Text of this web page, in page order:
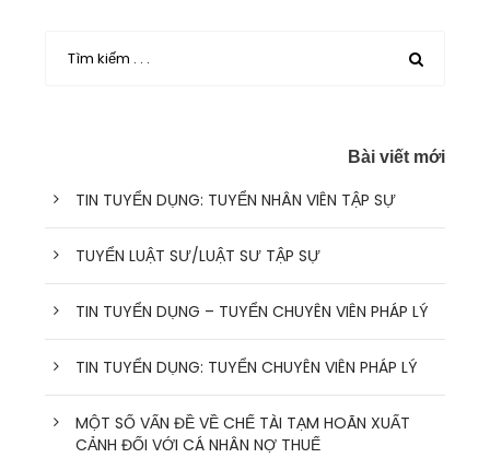
Bài viết mới
TIN TUYỂN DỤNG: TUYỂN NHÂN VIÊN TẬP SỰ
TUYỂN LUẬT SƯ/LUẬT SƯ TẬP SỰ
TIN TUYỂN DỤNG – TUYỂN CHUYÊN VIÊN PHÁP LÝ
TIN TUYỂN DỤNG: TUYỂN CHUYÊN VIÊN PHÁP LÝ
MỘT SỐ VẤN ĐỀ VỀ CHẾ TÀI TẠM HOÃN XUẤT
CẢNH ĐỐI VỚI CÁ NHÂN NỢ THUẾ